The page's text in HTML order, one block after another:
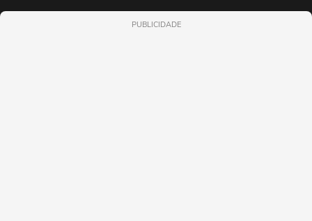
PUBLICIDADE